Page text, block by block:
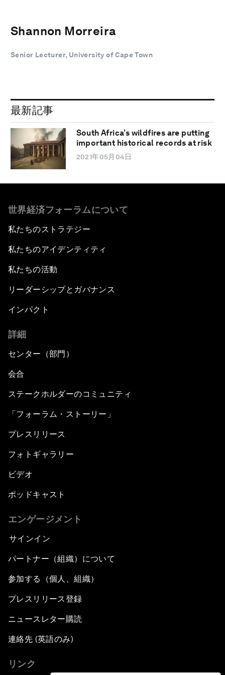
Shannon Morreira
Senior Lecturer, University of Cape Town
最新記事
South Africa’s wildfires are putting
important historical records at risk
2021年05月04日
世界経済フォーラムについて
私たちのストラテジー
私たちのアイデンティティ
私たちの活動
リーダーシップとガバナンス
インパクト
詳細
センター（部門）
会合
ステークホルダーのコミュニティ
「フォーラム・ストーリー」
プレスリリース
フォトギャラリー
ビデオ
ポッドキャスト
エンゲージメント
サインイン
パートナー（組織）について
参加する（個人、組織）
プレスリリース登録
ニュースレター購読
連絡先 (英語のみ)
リンク